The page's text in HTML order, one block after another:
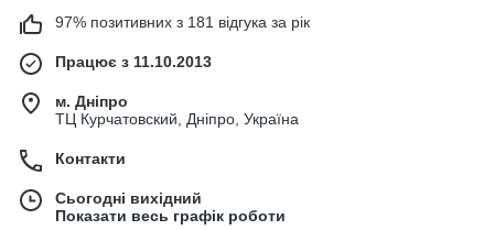
97% позитивних з 181 відгука за рік
Працює з 11.10.2013
м. Дніпро
ТЦ Курчатовский, Дніпро, Україна
Контакти
Сьогодні вихідний
Показати весь графік роботи